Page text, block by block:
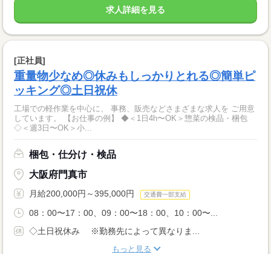
求人詳細を見る
[正社員]
重量物少なめ◎休みもしっかりとれる◎簡単ピ
ッキング◎土日祝休
工場での軽作業を中心に、 事務、販売などさまざまな求人を ご用意
しています。 【お仕事の例】 ◆＜1日4h〜OK＞惣菜の検品・梱包
◇＜週3日〜OK＞小...
梱包・仕分け・検品
大阪府門真市
月給200,000円～395,000円 交通費一部支給
08：00〜17：00、09：00〜18：00、10：00〜...
◇土日祝休み ※勤務先によって異なりま...
もっと見る